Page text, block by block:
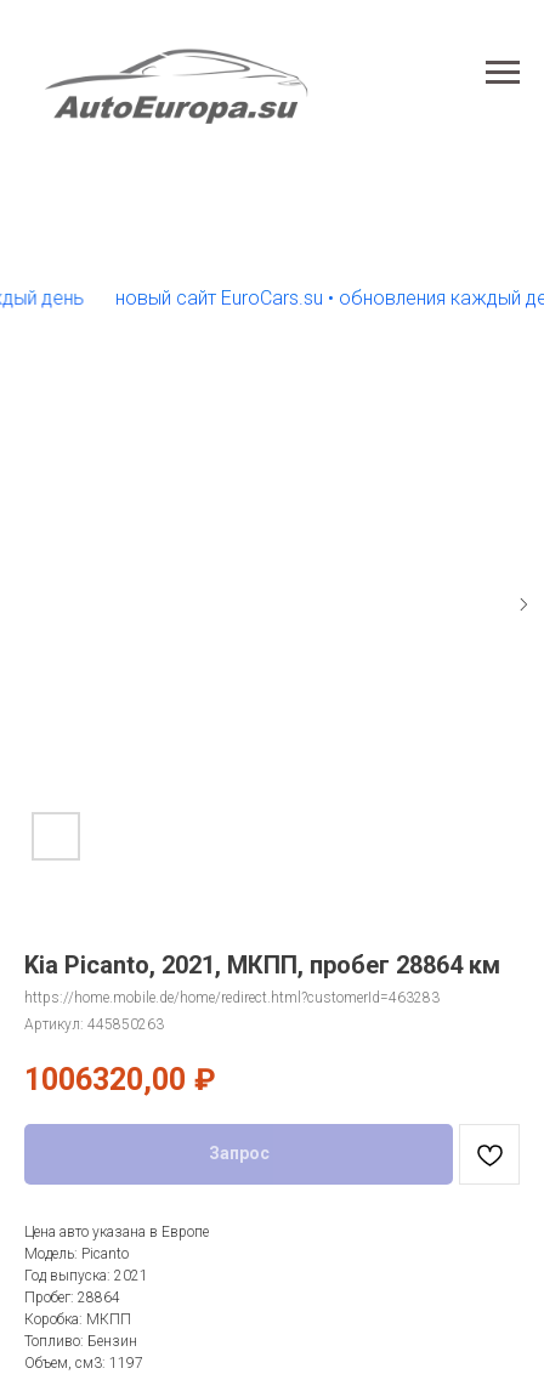
новый сайт EuroCars.su • обновления каждый день
Kia Picanto, 2021, МКПП, пробег 28864 км
https://home.mobile.de/home/redirect.html?customerId=463283
Артикул: 445850263
1006320,00 ₽
Запрос
Цена авто указана в Европе
Модель: Picanto
Год выпуска: 2021
Пробег: 28864
Коробка: МКПП
Топливо: Бензин
Объем, см3: 1197